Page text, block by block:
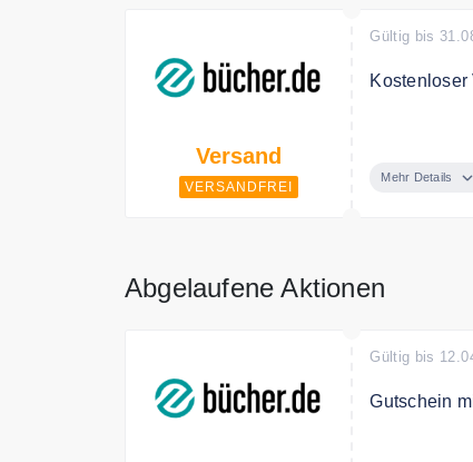
Versand
VERSANDFREI
Gültig bis
Kostenloser
Mehr Details
Abgelaufene Aktionen
Gültig bis
Gutschein